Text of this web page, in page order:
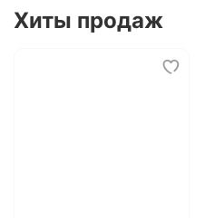
Хиты продаж